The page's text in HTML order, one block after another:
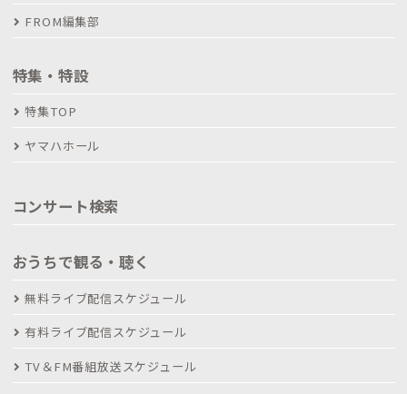
FROM編集部
特集・特設
特集TOP
ヤマハホール
コンサート検索
おうちで観る・聴く
無料ライブ配信スケジュール
有料ライブ配信スケジュール
TV＆FM番組放送スケジュール